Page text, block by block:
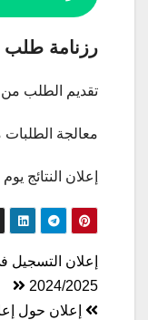
رزنامة طلب
تقديم الطلب من 01 إلى 15 سبتمبر 2024
معالجة الطلبات من 16 إلى 30
إعلان النتائج يوم 01 أكنوبر 2024
تصفّح
المقالات
إعلان التسجيل
2024/2025
إعلان حول